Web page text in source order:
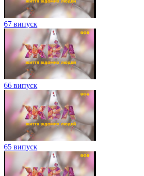
67 випуск
66 випуск
65 випуск